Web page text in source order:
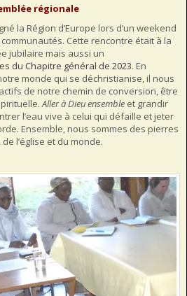
régionale
la Région d’Europe lors d’un weekend
Cette rencontre était à la
jubilaire mais aussi un
du Chapitre général de 2023. En
monde qui se déchristianise, il nous
de notre chemin de conversion, être
Aller à Dieu ensemble et grandir
l’eau vive à celui qui défaille et jeter
Ensemble, nous sommes des pierres
l’église et du monde.